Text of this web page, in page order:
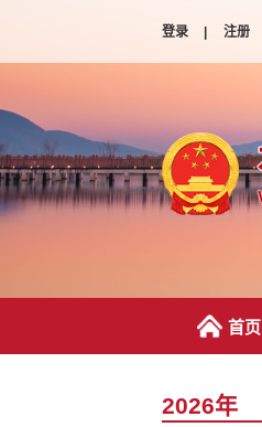
登录 | 注册
首页
2026年